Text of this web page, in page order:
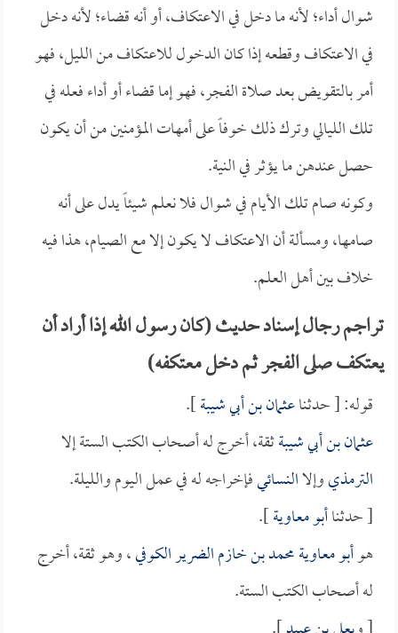
شوال أداء؛ لأنه ما دخل في الاعتكاف، أو أنه قضاء؛ لأنه دخل
في الاعتكاف وقطعه إذا كان الدخول للاعتكاف من الليل، فهو
أمر بالتقويض بعد صلاة الفجر، فهو إما قضاء أو أداء فعله في
تلك الليالي وترك ذلك خوفاً على أمهات المؤمنين من أن يكون
حصل عندهن ما يؤثر في النية.
وكونه صام تلك الأيام في شوال فلا نعلم شيئاً يدل على أنه
صامها، ومسألة أن الاعتكاف لا يكون إلا مع الصيام، هذا فيه
خلاف بين أهل العلم.
تراجم رجال إسناد حديث (كان رسول الله إذا أراد أن
يعتكف صلى الفجر ثم دخل معتكفه)
قوله: [ حدثناعثمان بن أبي شيبة].
عثمان بن أبي شيبةثقة، أخرج له أصحاب الكتب الستة إلا
الترمذيوإلاالنسائيفإخراجه له في عمل اليوم والليلة.
[ حدثناأبو معاوية].
هوأبو معاوية محمد بن خازم الضرير الكوفي، وهو ثقة، أخرج
له أصحاب الكتب الستة.